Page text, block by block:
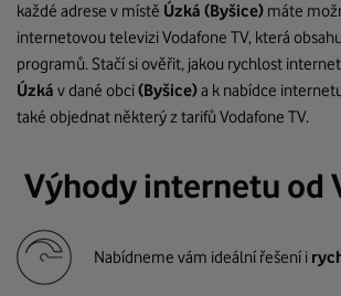
každé adrese v místě Úzká (Byšice) máte
internetovou televizi Vodafone TV, která
programů. Stačí si ověřit, jakou rychlost
Úzká v dané obci(Byšice)a k nabídce
také objednat některý z tarifů Vodafone TV.
Výhody internetu od
Nabídneme vám ideální řešení i